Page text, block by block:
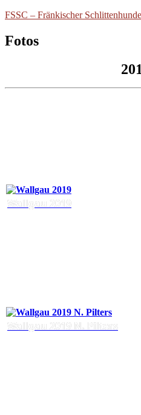
FSSC – Fränkischer
Fotos
Wallgau 2019
Wallgau 2019 N. Pilters